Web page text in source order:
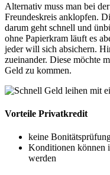
Alternativ muss man bei
Freundeskreis anklopfen.
darum geht schnell und
ohne Papierkram läuft es
jeder will sich absichern.
zueinander. Diese möchte
Geld zu kommen.
Vorteile Privatkredit
keine
Konditionen können
werden